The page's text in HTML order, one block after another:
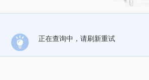
正在查询中，请刷新重试